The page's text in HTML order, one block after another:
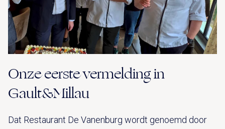
Onze eerste vermelding in
Gault&Millau
Dat Restaurant De Vanenburg wordt genoemd door